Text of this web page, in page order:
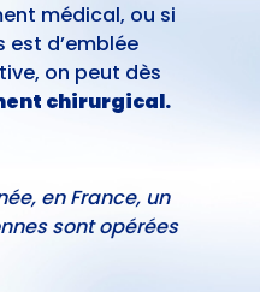
médical, ou si
d’emblée
on peut dès
chirurgical.
en France, un
sont opérées